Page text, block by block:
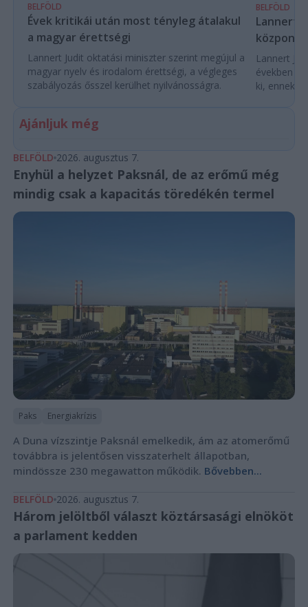
BELFÖLD
Évek kritikái után most tényleg átalakul
a magyar érettségi
Lannert Judit oktatási miniszter szerint megújul a
magyar nyelv és irodalom érettségi, a végleges
szabályozás ősszel kerülhet nyilvánosságra.
BELFÖLD
Lannert
Lannert
években
ki, ennek
Ajánljuk még
BELFÖLD 2026. augusztus 7.
Enyhül a helyzet Paksnál, de az erőmű még
mindig csak a kapacitás töredékén termel
Paks Energiakrízis
A Duna vízszintje Paksnál emelkedik, ám az atomerőmű
továbbra is jelentősen visszaterhelt állapotban,
mindössze 230 megawatton működik. Bővebben...
BELFÖLD 2026. augusztus 7.
Három jelöltből választ köztársasági elnököt
a parlament kedden